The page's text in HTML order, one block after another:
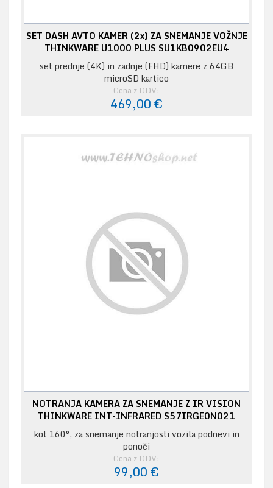
SET DASH AVTO KAMER (2x) ZA SNEMANJE VOŽNJE
THINKWARE U1000 PLUS SU1KB0902EU4
set prednje (4K) in zadnje (FHD) kamere z 64GB
microSD kartico
Cena z DDV:
469,00 €
NOTRANJA KAMERA ZA SNEMANJE Z IR VISION
THINKWARE INT-INFRARED S57IRGE0N021
kot 160°, za snemanje notranjosti vozila podnevi in
ponoči
Cena z DDV:
99,00 €